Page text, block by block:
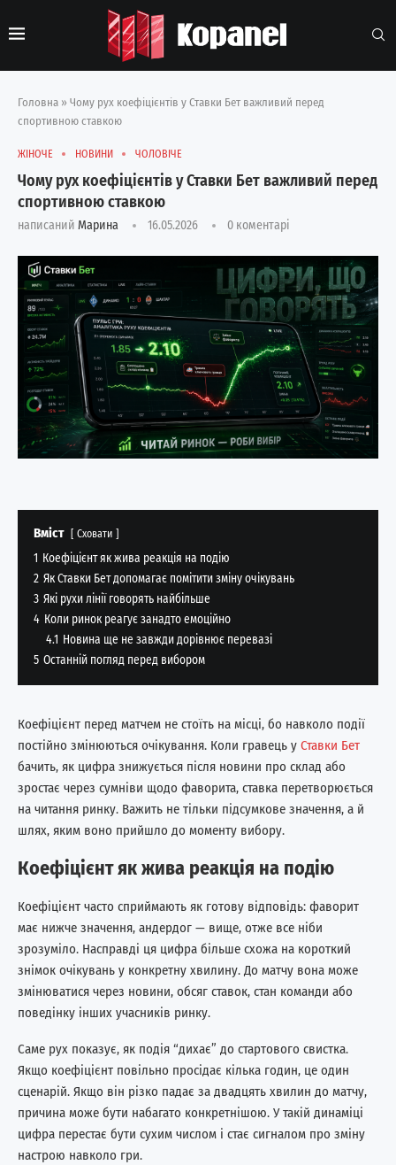
Головна » Чому рух коефіцієнтів у Ставки Бет важливий перед
спортивною ставкою
ЖІНОЧЕ НОВИНИ ЧОЛОВІЧЕ
Чому рух коефіцієнтів у Ставки Бет важливий перед
спортивною ставкою
написаний Марина 16.05.2026 0 коментарі
Вміст Сховати
1 Коефіцієнт як жива реакція на подію
2 Як Ставки Бет допомагає помітити зміну очікувань
3 Які рухи лінії говорять найбільше
4 Коли ринок реагує занадто емоційно
4.1 Новина ще не завжди дорівнює перевазі
5 Останній погляд перед вибором
Коефіцієнт перед матчем не стоїть на місці, бо навколо події
постійно змінюються очікування. Коли гравець у Ставки Бет
бачить, як цифра знижується після новини про склад або
зростає через сумніви щодо фаворита, ставка перетворюється
на читання ринку. Важить не тільки підсумкове значення, а й
шлях, яким воно прийшло до моменту вибору.
Коефіцієнт як жива реакція на подію
Коефіцієнт часто сприймають як готову відповідь: фаворит
має нижче значення, андердог — вище, отже все ніби
зрозуміло. Насправді ця цифра більше схожа на короткий
знімок очікувань у конкретну хвилину. До матчу вона може
змінюватися через новини, обсяг ставок, стан команди або
поведінку інших учасників ринку.
Саме рух показує, як подія “дихає” до стартового свистка.
Якщо коефіцієнт повільно просідає кілька годин, це один
сценарій. Якщо він різко падає за двадцять хвилин до матчу,
причина може бути набагато конкретнішою. У такій динаміці
цифра перестає бути сухим числом і стає сигналом про зміну
настрою навколо гри.